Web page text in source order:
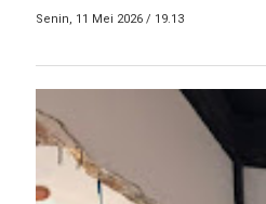
Senin, 11 Mei 2026 / 19.13